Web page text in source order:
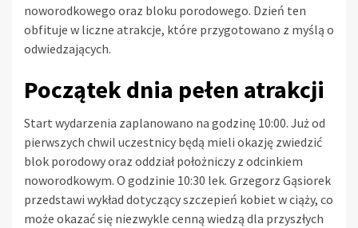
noworodkowego oraz bloku porodowego. Dzień ten
obfituje w liczne atrakcje, które przygotowano z myślą o
odwiedzających.
Początek dnia pełen atrakcji
Start wydarzenia zaplanowano na godzinę 10:00. Już od
pierwszych chwil uczestnicy będą mieli okazję zwiedzić
blok porodowy oraz oddział położniczy z odcinkiem
noworodkowym. O godzinie 10:30 lek. Grzegorz Gąsiorek
przedstawi wykład dotyczący szczepień kobiet w ciąży, co
może okazać się niezwykle cenną wiedzą dla przyszłych